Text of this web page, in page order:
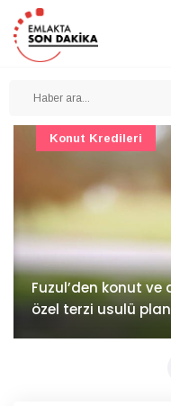
İv Kandilli'de yaşam
Konut Projeleri